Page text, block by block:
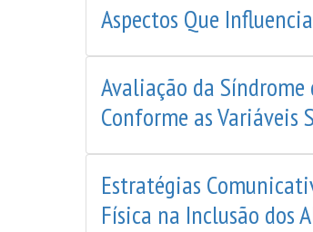
Aspectos Que
Avaliação da Síndrome
Conforme as Variáveis
Estratégias
Física na Inclusão dos